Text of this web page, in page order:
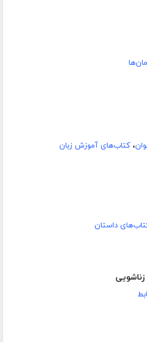
، کتاب‌های آموزش زبان
داستان
زناشویی